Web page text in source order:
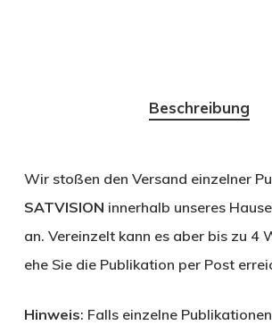
Beschreibung
Wir stoßen den Versand einzelner
SATVISION innerhalb unseres
an. Vereinzelt kann es aber bis zu 4
ehe Sie die Publikation per Post
Hinweis: Falls einzelne